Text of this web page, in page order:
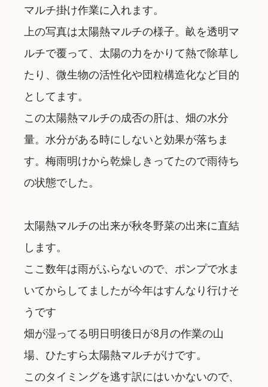
マルチ掛け作業に入れます。
上の写真は太陽熱マルチの様子。畝を透明マ
ルチで覆って、太陽の力をかりて熱で除草し
たり、微生物の活性化や団粒構造化など目的
としてます。
この太陽熱マルチの成否の肝は、畑の水分
量。水分がある時にしないと効果が落ちま
す。梅雨明けから乾燥しきってたので雨待ち
の状態でした。
太陽熱マルチの出来が秋冬野菜の出来に直結
します。
ここ数年は雨がふらないので、ポンプで水ま
いてからしてましたが今年はすんなり行けそ
うです
畑が湿ってる明日明後日が8月の作業の山
場、ひたすら太陽熱マルチがけです。
このタイミングを逃す訳にはいかないので、